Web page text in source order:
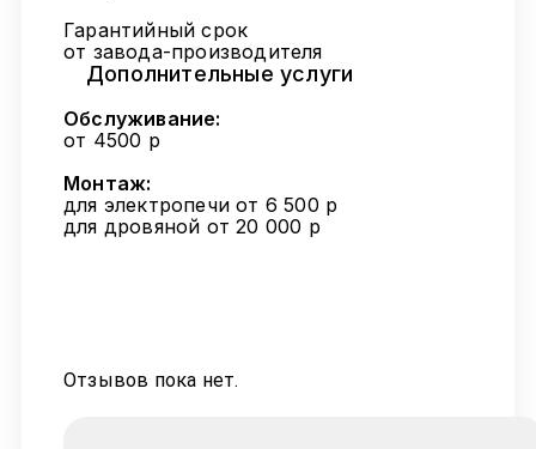
Гарантийный срок
от завода-производителя
Дополнительные услуги
Обслуживание:
от 4500 р
Монтаж:
для электропечи от 6 500 р
для дровяной от 20 000 р
Отзывов пока нет.